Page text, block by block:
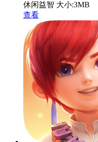
休闲益智 大小:3MB
查看